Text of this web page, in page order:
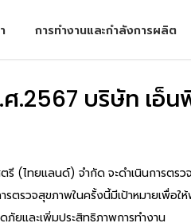
การทำงานและกำลังการผลิต
.2567 บริษัท เอ็
(ไทยแลนด์) จำกัด จะดำเนินการตร
ตรวจสุขภาพในครั้งนี้มีเป้าหมายเพื่อ
ยและเพิ่มประสิทธิภาพการทำงาน